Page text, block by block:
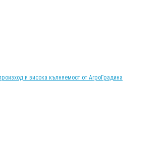
и висока кълняемост от АгроГрадина